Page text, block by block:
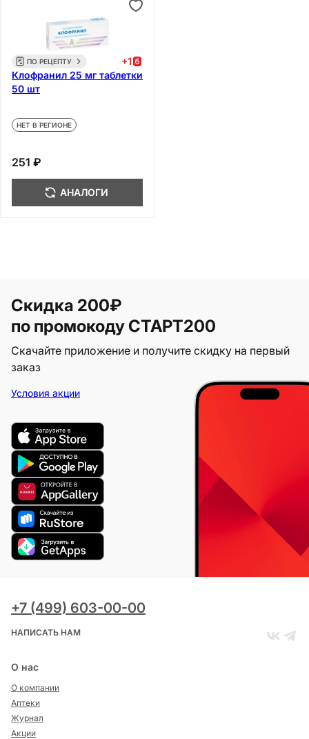
ПО РЕЦЕПТУ +1
Клофранил 25 мг таблетки
50 шт
НЕТ В РЕГИОНЕ
251 ₽
АНАЛОГИ
Скидка 200₽
по промокоду СТАРТ200
Скачайте приложение и получите скидку на первый
заказ
Условия акции
+7 (499) 603-00-00
НАПИСАТЬ НАМ
О нас
О компании
Аптеки
Журнал
Акции